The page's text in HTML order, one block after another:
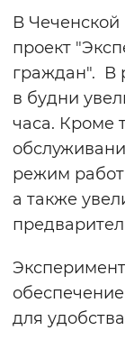
В Чеченской
проект
граждан". В
в будни
часа. Кроме
режим
а также
для